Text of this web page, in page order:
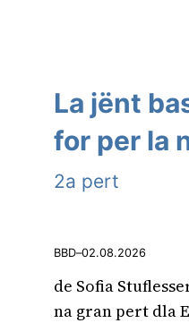
La jënt
for per la
2a pert
BBD–02.08.2026
de Sofia
na gran pert dla